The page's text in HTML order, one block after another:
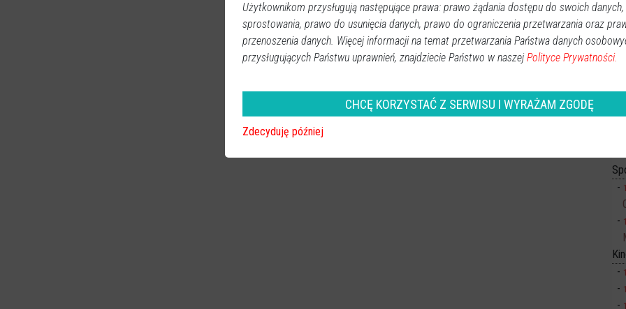
Użytkownikom przysługują następujące prawa: prawo żądania dostępu do swoich
sprostowania, prawo do usunięcia danych, prawo do ograniczenia przetwarzania oraz
przenoszenia danych. Więcej informacji na temat przetwarzania Państwa danych
przysługujących Państwu uprawnień, znajdziecie Państwo w naszej Polityce Prywatności.
CHCĘ KORZYSTAĆ Z SERWISU I WYRAŻAM ZGODĘ
Zdecyduję później